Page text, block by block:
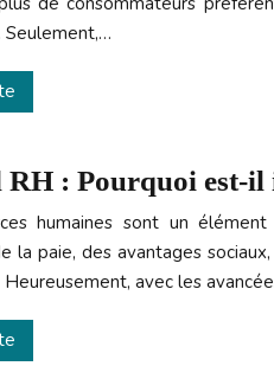
Seulement,…
RH : Pourquoi est-
humaines sont un
la paie, des avantages
Heureusement, avec les